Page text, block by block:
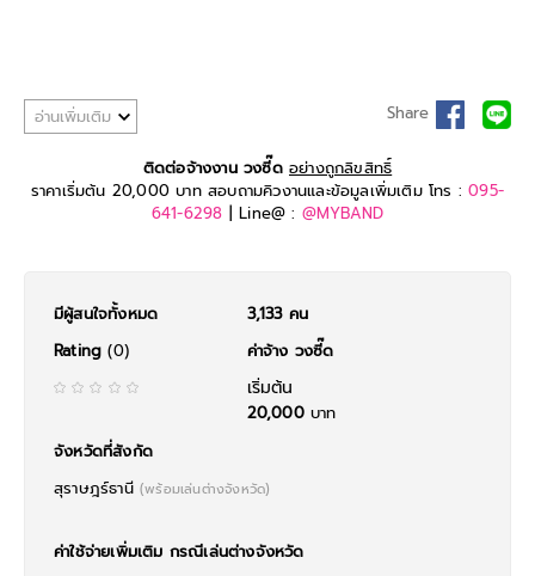
อ่านเพิ่มเติม Share
ติดต่อจ้างงาน วงซี๊ด อย่างถูกลิขสิทธิ์
ราคาเริ่มต้น 20,000 บาท สอบถามคิวงานและข้อมูลเพิ่มเติม โทร :095-
641-6298 | Line@ : @MYBAND
มีผู้สนใจทั้งหมด
3,133 คน
Rating (0) ค่าจ้าง วงซี๊ด
เริ่มต้น
20,000บาท
จังหวัดที่สังกัด
สุราษฎร์ธานี (พร้อมเล่นต่างจังหวัด)
ค่าใช้จ่ายเพิ่มเติม กรณีเล่นต่างจังหวัด